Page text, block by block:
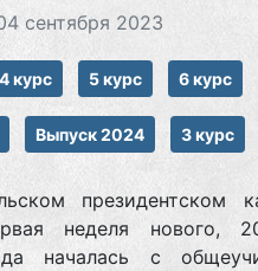
сентября 2023
4 курс 5 курс 6 курс
Выпуск 2024 3 курс
президентском
неделя нового,
началась с